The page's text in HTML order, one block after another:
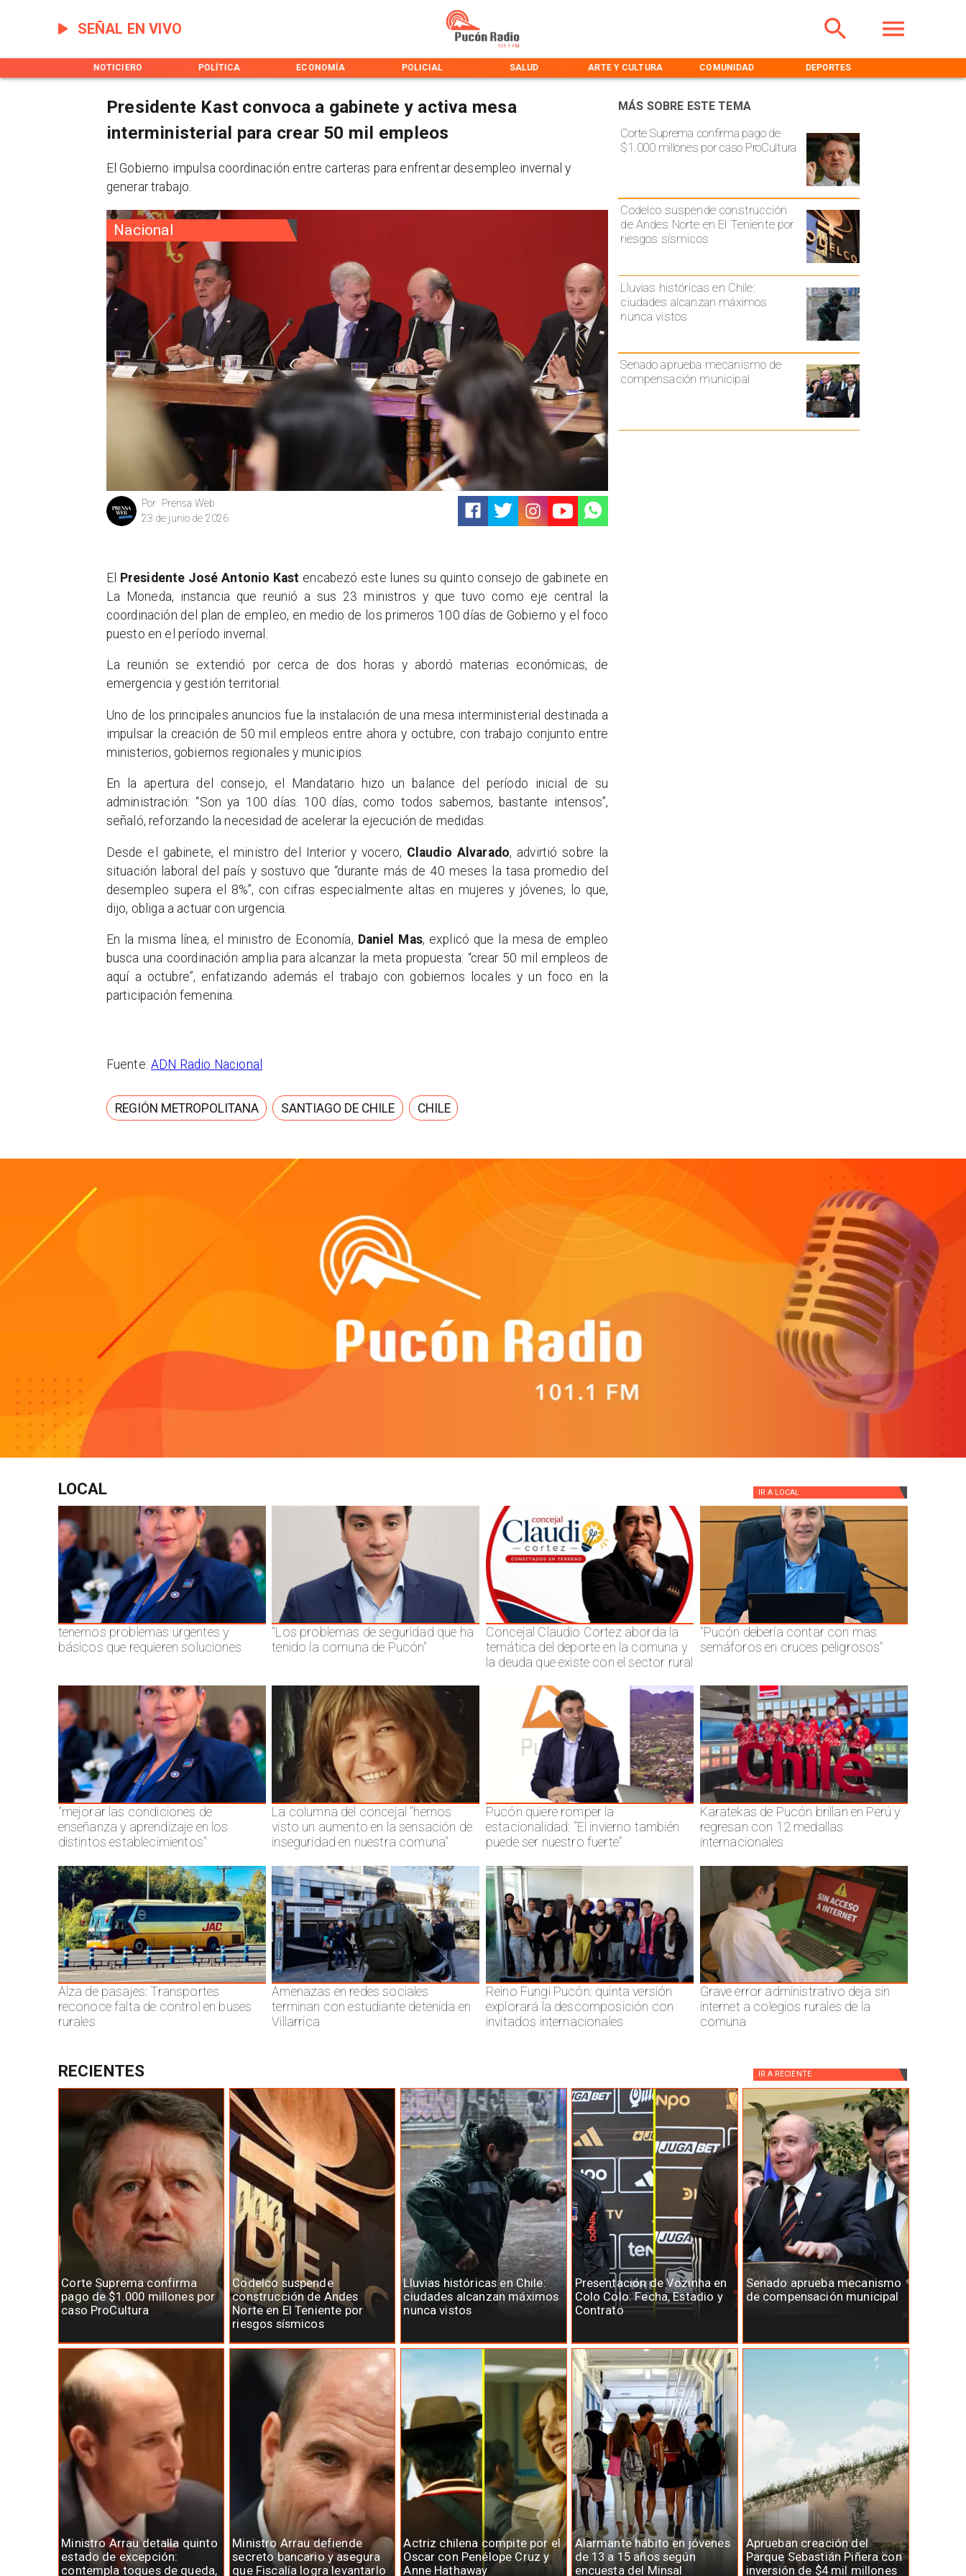
SEÑAL EN VIVO
NOTICIERO POLÍTICA ECONOMÍA POLICIAL SALUD ARTE Y CULTURA COMUNIDAD DEPORTES
Nacional
Prensa Web
Por
23 de junio de 2026
Corte Suprema confirma pago de
$1.000 millones por caso ProCultura
Codelco suspende construcción
de Andes Norte en El Teniente por
riesgos sísmicos
Lluvias históricas en Chile:
ciudades alcanzan máximos
nunca vistos
Senado aprueba mecanismo de
compensación municipal
MÁS SOBRE ESTE TEMA
Presidente Kast convoca a gabinete y activa mesa
interministerial para crear 50 mil empleos
El Gobierno impulsa coordinación entre carteras para enfrentar desempleo invernal y
generar trabajo.
El Presidente José Antonio Kast encabezó este lunes su quinto consejo de gabinete en
La Moneda, instancia que reunió a sus 23 ministros y que tuvo como eje central la
coordinación del plan de empleo, en medio de los primeros 100 días de Gobierno y el foco
puesto en el período invernal.
La reunión se extendió por cerca de dos horas y abordó materias económicas, de
emergencia y gestión territorial.
Uno de los principales anuncios fue la instalación de una mesa interministerial destinada a
impulsar la creación de 50 mil empleos entre ahora y octubre, con trabajo conjunto entre
ministerios, gobiernos regionales y municipios.
En la apertura del consejo, el Mandatario hizo un balance del período inicial de su
administración: “Son ya 100 días. 100 días, como todos sabemos, bastante intensos”,
señaló, reforzando la necesidad de acelerar la ejecución de medidas.
Desde el gabinete, el ministro del Interior y vocero, Claudio Alvarado, advirtió sobre la
situación laboral del país y sostuvo que “durante más de 40 meses la tasa promedio del
desempleo supera el 8%”, con cifras especialmente altas en mujeres y jóvenes, lo que,
dijo, obliga a actuar con urgencia.
En la misma línea, el ministro de Economía, Daniel Mas, explicó que la mesa de empleo
busca una coordinación amplia para alcanzar la meta propuesta: “crear 50 mil empleos de
aquí a octubre”, enfatizando además el trabajo con gobiernos locales y un foco en la
participación femenina.
Fuente:ADN Radio Nacional
REGIÓN METROPOLITANA SANTIAGO DE CHILE CHILE
LOCAL IR A LOCAL
tenemos problemas urgentes y
básicos que requieren soluciones
"Los problemas de seguridad que ha
tenido la comuna de Pucón"
Concejal Claudio Cortez aborda la
temática del deporte en la comuna y
la deuda que existe con el sector rural
"Pucón debería contar con mas
semáforos en cruces peligrosos"
"mejorar las condiciones de
enseñanza y aprendizaje en los
distintos establecimientos"
La columna del concejal "hemos
visto un aumento en la sensación de
inseguridad en nuestra comuna"
Pucón quiere romper la
estacionalidad: “El invierno también
puede ser nuestro fuerte”
Karatekas de Pucón brillan en Perú y
regresan con 12 medallas
internacionales
Alza de pasajes: Transportes
reconoce falta de control en buses
rurales
Amenazas en redes sociales
terminan con estudiante detenida en
Villarrica
Reino Fungi Pucón: quinta versión
explorará la descomposición con
invitados internacionales
Grave error administrativo deja sin
internet a colegios rurales de la
comuna
Corte Suprema confirma
pago de $1.000 millones por
caso ProCultura
Codelco suspende
construcción de Andes
Norte en El Teniente por
riesgos sísmicos
Lluvias históricas en Chile:
ciudades alcanzan máximos
nunca vistos
Presentación de Vozinha en
Colo Colo: Fecha, Estadio y
Contrato
Senado aprueba mecanismo
de compensación municipal
Ministro Arrau detalla quinto
estado de excepción:
contempla toques de queda,
Ministro Arrau defiende
secreto bancario y asegura
que Fiscalía logra levantarlo
Actriz chilena compite por el
Oscar con Penélope Cruz y
Anne Hathaway
Alarmante hábito en jóvenes
de 13 a 15 años según
encuesta del Minsal
Aprueban creación del
Parque Sebastián Piñera con
inversión de $4 mil millones
RECIENTES IR A RECIENTE